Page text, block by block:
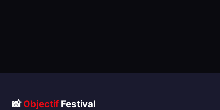
📸Objectif Festival